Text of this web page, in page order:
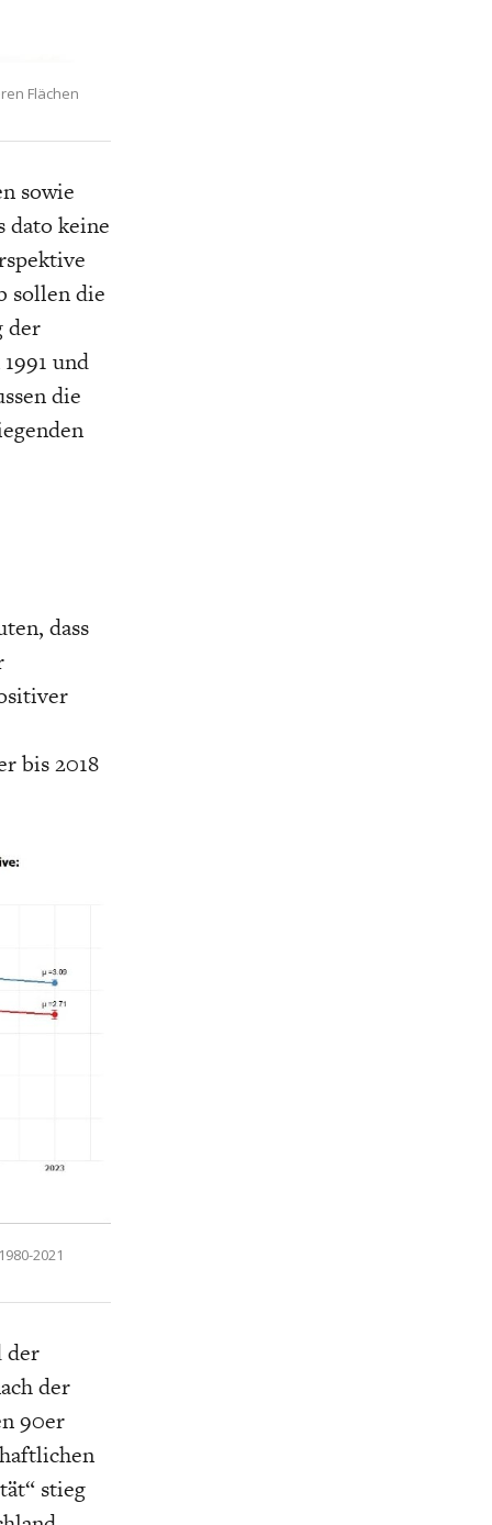
Flächen
sowie
dato keine
sollen die
der
und
die
dass
bis 2018
2021
der
der
90er
stieg